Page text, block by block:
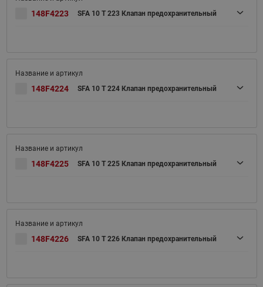
148F4223 SFA 10 T 223 Клапан предохранительный
148F4224 SFA 10 T 224 Клапан предохранительный
148F4225 SFA 10 T 225 Клапан предохранительный
148F4226 SFA 10 T 226 Клапан предохранительный